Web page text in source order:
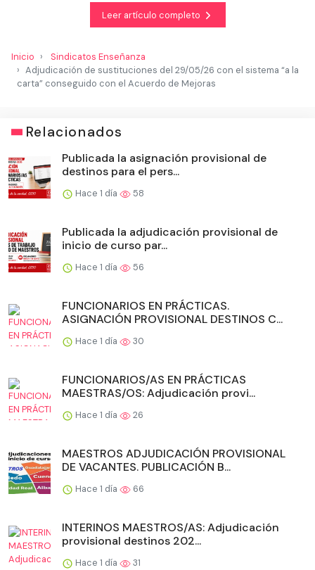
Leer artículo completo
Inicio
Sindicatos Enseñanza
Adjudicación de sustituciones del 29/05/26 con el sistema “a la
carta” conseguido con el Acuerdo de Mejoras
Relacionados
Publicada la asignación provisional de
destinos para el pers...
Hace 1 día 58
Publicada la adjudicación provisional de
inicio de curso par...
Hace 1 día 56
FUNCIONARIOS EN PRÁCTICAS.
ASIGNACIÓN PROVISIONAL DESTINOS C...
Hace 1 día 30
FUNCIONARIOS/AS EN PRÁCTICAS
MAESTRAS/OS: Adjudicación provi...
Hace 1 día 26
MAESTROS ADJUDICACIÓN PROVISIONAL
DE VACANTES. PUBLICACIÓN B...
Hace 1 día 66
INTERINOS MAESTROS/AS: Adjudicación
provisional destinos 202...
Hace 1 día 31